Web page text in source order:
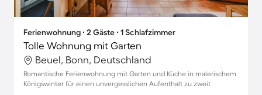
Ferienwohnung ∙ 2 Gäste ∙ 1 Schlafzimmer
Tolle Wohnung mit Garten
Beuel, Bonn, Deutschland
Romantische Ferienwohnung mit Garten und Küche in malerischem
Königswinter für einen unvergesslichen Aufenthalt zu zweit